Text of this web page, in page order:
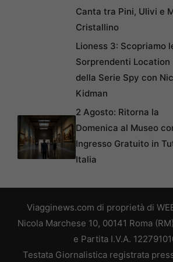
Canta tra Pini, Ulivi e
Cristallino
Lioness 3: Scopriamo
Sorprendenti Location
della Serie Spy con
Kidman
2 Agosto: Ritorna la
Domenica al Museo
Ingresso Gratuito in
Italia
Viagginews.com di proprietà di
Nicola Marchese 10, 00141 Roma
e Partita I.V.A.
Testata Giornalistica registrata